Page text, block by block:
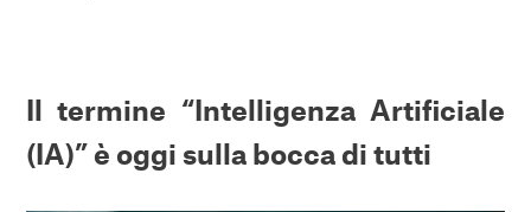
Il termine “Intelligenza Artificiale
(IA)” è oggi sulla bocca di tutti